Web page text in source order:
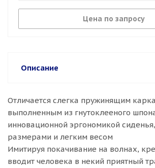
Цена по запросу
Описание
Отличается слегка пружинящим
выполненным из гнутоклееного
инновационной эргономикой
размерами и легким весом
Имитируя покачивание на волнах,
вводит человека в некий приятный